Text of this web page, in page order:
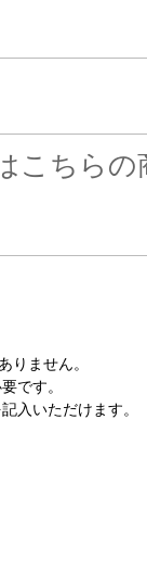
こちら
りません。
です。
入いただけます。